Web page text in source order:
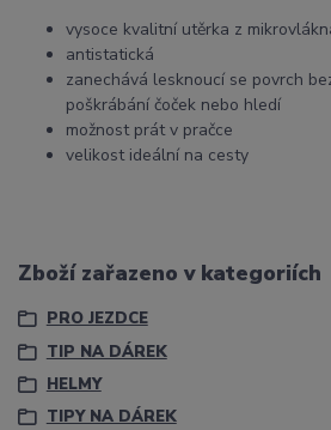
vysoce kvalitní utěrka z
antistatická
zanechává lesknoucí se povrch
poškrábání čoček nebo hledí
možnost prát v pračce
velikost ideální na cesty
Zboží zařazeno v kategoriích
PRO JEZDCE
TIP NA DÁREK
HELMY
TIPY NA DÁREK